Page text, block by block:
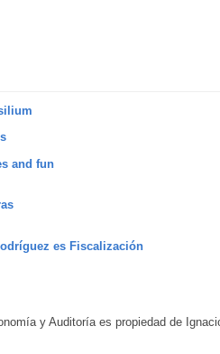
and fun
es Fiscalización
y Auditoría es propiedad de